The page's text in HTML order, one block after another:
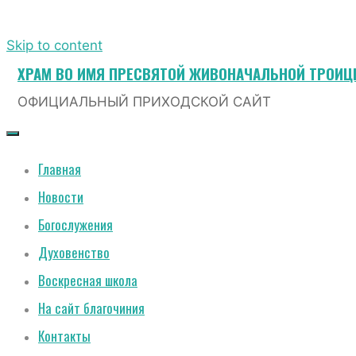
Skip to content
ХРАМ ВО ИМЯ ПРЕСВЯТОЙ ЖИВОНАЧАЛЬНОЙ
ОФИЦИАЛЬНЫЙ ПРИХОДСКОЙ САЙТ
Главная
Новости
Богослужения
Духовенство
Воскресная школа
На сайт благочиния
Контакты